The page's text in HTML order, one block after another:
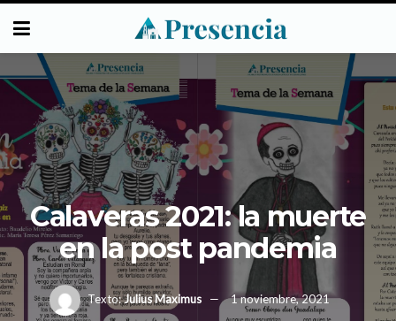
Calaveras 2021: la muerte
en la post pandemia
Texto:Julius Maximus 1 noviembre, 2021